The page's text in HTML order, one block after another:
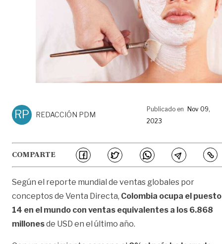
RP REDACCIÓN PDM
Publicado en Nov 09,
2023
COMPARTE
Según el reporte mundial de ventas globales por
conceptos de Venta Directa, Colombia ocupa el puesto
14 en el mundo con ventas equivalentes a los 6.868
millonesde USD en el último año.